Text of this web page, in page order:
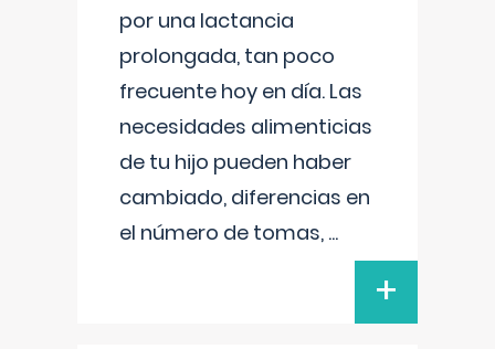
por una lactancia
prolongada, tan poco
frecuente hoy en día. Las
necesidades alimenticias
de tu hijo pueden haber
cambiado, diferencias en
el número de tomas, ...
+